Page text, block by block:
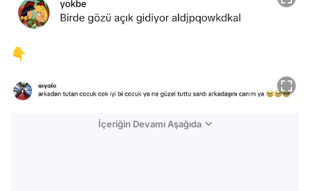
👇
İçeriğin Devamı Aşağıda